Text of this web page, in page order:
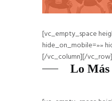
[vc_empty_space
hide_on_mobile=»»
[/vc_column][/
Lo Más